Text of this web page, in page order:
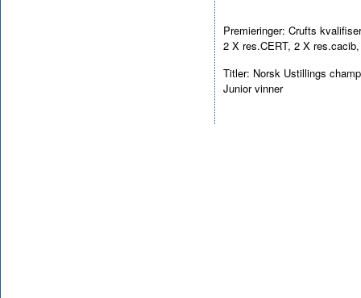
Premieringer: Crufts
2 X res.CERT, 2 X
Titler: Norsk Ustillings
Junior vinner